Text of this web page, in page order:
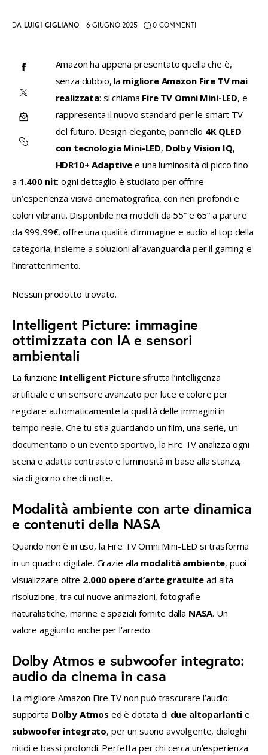
DA LUIGI CIGLIANO 6 GIUGNO 2025 0 COMMENTI
CONDIVIDI
SU
FACEBOOK
CONDIVIDI
SU
X
CONDIVIDI
VIA
COPY
TO
CLIPBOARD
Amazon ha appena presentato quella che è,
senza dubbio, la migliore Amazon Fire TV mai
realizzata: si chiama Fire TV Omni Mini-LED, e
rappresenta il nuovo standard per le smart TV
del futuro. Design elegante, pannello 4K QLED
con tecnologia Mini-LED, Dolby Vision IQ,
HDR10+ Adaptive e una luminosità di picco fino
a 1.400 nit: ogni dettaglio è studiato per offrire
un’esperienza visiva cinematografica, con neri profondi e
colori vibranti. Disponibile nei modelli da 55” e 65” a partire
da 999,99€, offre una qualità d’immagine e audio al top della
categoria, insieme a soluzioni all’avanguardia per il gaming e
l’intrattenimento.
Nessun prodotto trovato.
Intelligent Picture: immagine
ottimizzata con IA e sensori
ambientali
La funzione Intelligent Picture sfrutta l’intelligenza
artificiale e un sensore avanzato per luce e colore per
regolare automaticamente la qualità delle immagini in
tempo reale. Che tu stia guardando un film, una serie, un
documentario o un evento sportivo, la Fire TV analizza ogni
scena e adatta contrasto e luminosità in base alla stanza,
sia di giorno che di notte.
Modalità ambiente con arte dinamica
e contenuti della NASA
Quando non è in uso, la Fire TV Omni Mini-LED si trasforma
in un quadro digitale. Grazie alla modalità ambiente, puoi
visualizzare oltre 2.000 opere d’arte gratuite ad alta
risoluzione, tra cui nuove animazioni, fotografie
naturalistiche, marine e spaziali fornite dalla NASA. Un
valore aggiunto anche per l’arredo.
Dolby Atmos e subwoofer integrato:
audio da cinema in casa
La migliore Amazon Fire TV non può trascurare l’audio:
supporta Dolby Atmos ed è dotata di due altoparlanti e
subwoofer integrato, per un suono avvolgente, dialoghi
nitidi e bassi profondi. Perfetta per chi cerca un’esperienza